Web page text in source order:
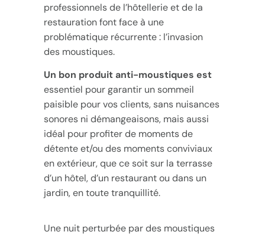
professionnels de l’hôtellerie et de la
restauration font face à une
problématique récurrente : l’invasion
des moustiques.
Un bon produit anti-moustiques est
essentiel pour garantir un sommeil
paisible pour vos clients, sans nuisances
sonores ni démangeaisons, mais aussi
idéal pour profiter de moments de
détente et/ou des moments conviviaux
en extérieur, que ce soit sur la terrasse
d’un hôtel, d’un restaurant ou dans un
jardin, en toute tranquillité.
Une nuit perturbée par des moustiques